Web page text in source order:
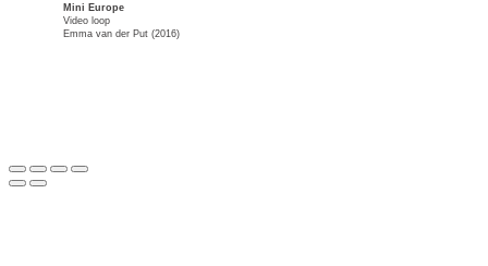
Mini Europe
Video loop
Emma van der Put (2016)